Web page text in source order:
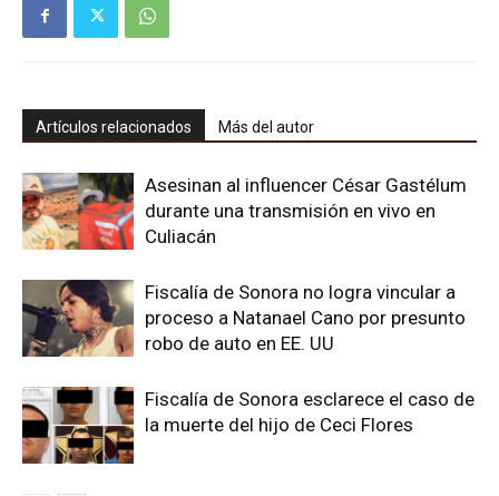
Artículos relacionados Más del autor
Asesinan al influencer César Gastélum
durante una transmisión en vivo en
Culiacán
Fiscalía de Sonora no logra vincular a
proceso a Natanael Cano por presunto
robo de auto en EE. UU
Fiscalía de Sonora esclarece el caso de
la muerte del hijo de Ceci Flores